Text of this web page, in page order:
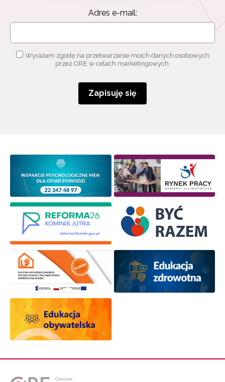
Adres e-mail:
Wyrażam zgodę na przetwarzanie moich danych osobowych
przez ORE w celach marketingowych.
Zapisuję się